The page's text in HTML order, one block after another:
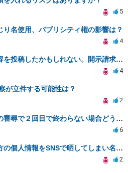
5
り名使用、パブリシティ権の影響は？
4
誹謗中傷に当たる内容を投稿したかもしれない。開示請求や民事刑事裁判に発展しうるのか教えて欲しい。
4
が立件する可能性は？
2
開示請求の仮処分での審尋で２回目で終わらない場合どうしたらいいですか
6
当方の腹いせで相手方の個人情報をSNSで晒してしまい名誉毀損させてしまったかもしれない
2